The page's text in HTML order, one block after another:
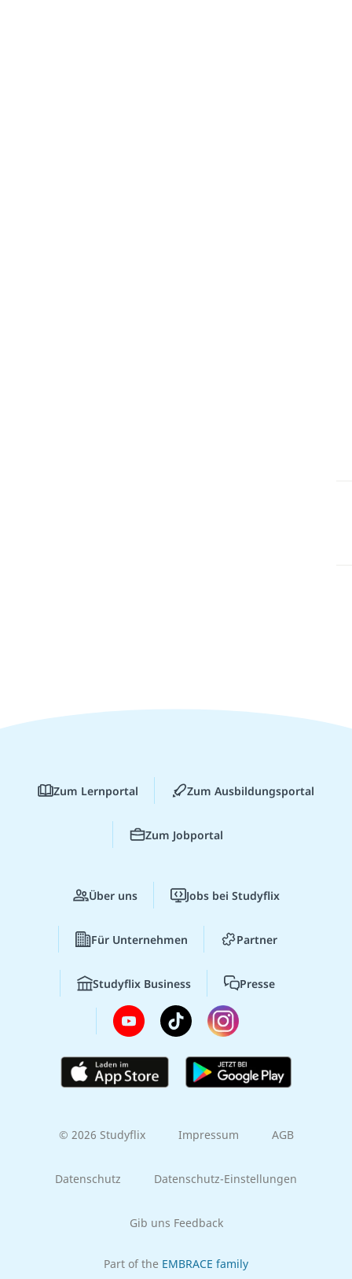
Zum Lernportal Zum Ausbildungsportal
Zum Jobportal
Über uns Jobs bei Studyflix
Für Unternehmen Partner
Studyflix Business Presse
© 2026 Studyflix Impressum AGB
Datenschutz Datenschutz-Einstellungen
Gib uns Feedback
Part of the EMBRACE family